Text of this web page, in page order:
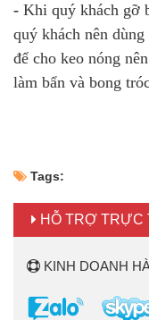
- Khi quý khách gỡ
quý khách nên
để cho keo nóng
làm bẩn và bong
Tags:
HỖ TRỢ TRỰC
KINH DOANH